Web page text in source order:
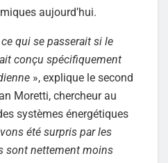
aujourd’hui.
qui se passerait si le
conçu spécifiquement
», explique le second
Moretti, chercheur au
systèmes énergétiques
été surpris par les
sont nettement moins